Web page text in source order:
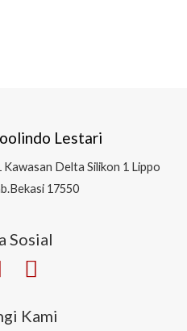
Lestari
Delta Silikon 1 Lippo
17550
Sosial
Kami